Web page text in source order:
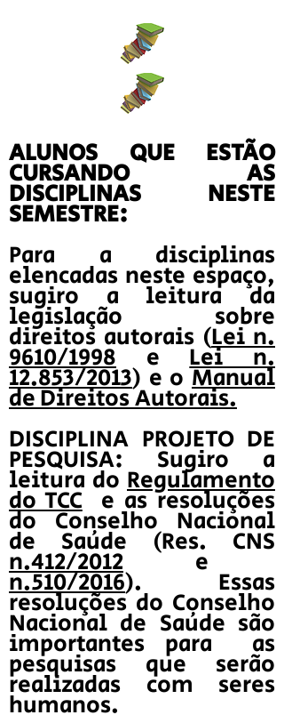
ALUNOS QUE ESTÃO
CURSANDO AS
DISCIPLINAS NESTE
SEMESTRE:
Para a disciplinas
elencadas neste espaço,
sugiro a leitura da
legislação sobre
direitos autorais (Lei n.
9610/1998 eLei n.
12.853/2013) e oManual
de Direitos Autorais.
DISCIPLINA PROJETO DE
PESQUISA: Sugiro a
leitura do Regulamento
do TCCe as resoluções
do Conselho Nacional
de Saúde (Res. CNS
n.412/2012 e
n.510/2016). Essas
resoluções do Conselho
Nacional de Saúde são
importantes para as
pesquisas que serão
realizadas com seres
humanos.